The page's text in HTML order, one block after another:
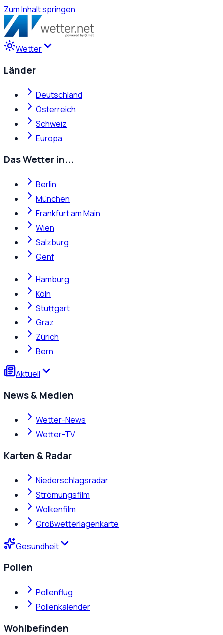
Zum Inhalt springen
Wetter
Länder
Deutschland
Österreich
Schweiz
Europa
Das Wetter in...
Berlin
München
Frankfurt am Main
Wien
Salzburg
Genf
Hamburg
Köln
Stuttgart
Graz
Zürich
Bern
Aktuell
News & Medien
Wetter-News
Wetter-TV
Karten & Radar
Niederschlagsradar
Strömungsfilm
Wolkenfilm
Großwetterlagenkarte
Gesundheit
Pollen
Pollenflug
Pollenkalender
Wohlbefinden